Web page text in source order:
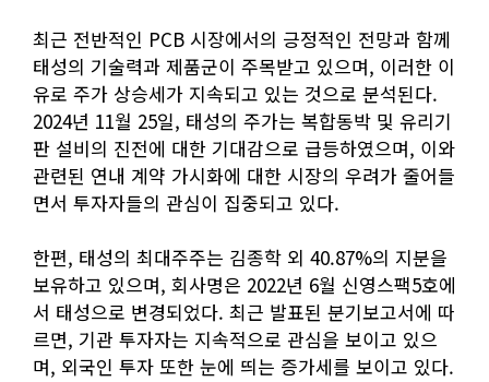
최근 전반적인 PCB 시장에서의 긍정적인 전망과 함께
태성의 기술력과 제품군이 주목받고 있으며, 이러한 이
유로 주가 상승세가 지속되고 있는 것으로 분석된다.
2024년 11월 25일, 태성의 주가는 복합동박 및 유리기
판 설비의 진전에 대한 기대감으로 급등하였으며, 이와
관련된 연내 계약 가시화에 대한 시장의 우려가 줄어들
면서 투자자들의 관심이 집중되고 있다.
한편, 태성의 최대주주는 김종학 외 40.87%의 지분을
보유하고 있으며, 회사명은 2022년 6월 신영스팩5호에
서 태성으로 변경되었다. 최근 발표된 분기보고서에 따
르면, 기관 투자자는 지속적으로 관심을 보이고 있으
며, 외국인 투자 또한 눈에 띄는 증가세를 보이고 있다.